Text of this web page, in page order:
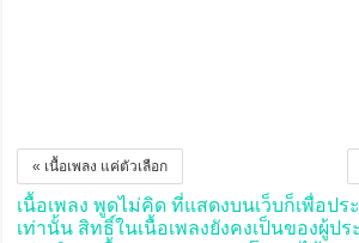
« เนื้อเพลง แค่ตัวเลือก
เนื้อเพลง พูดไม่คิด ที่แสดงบนเว็บก็เพื่อป
เท่านั้น สิทธิ์ในเนื้อเพลงยังคงเป็นของผู้ป